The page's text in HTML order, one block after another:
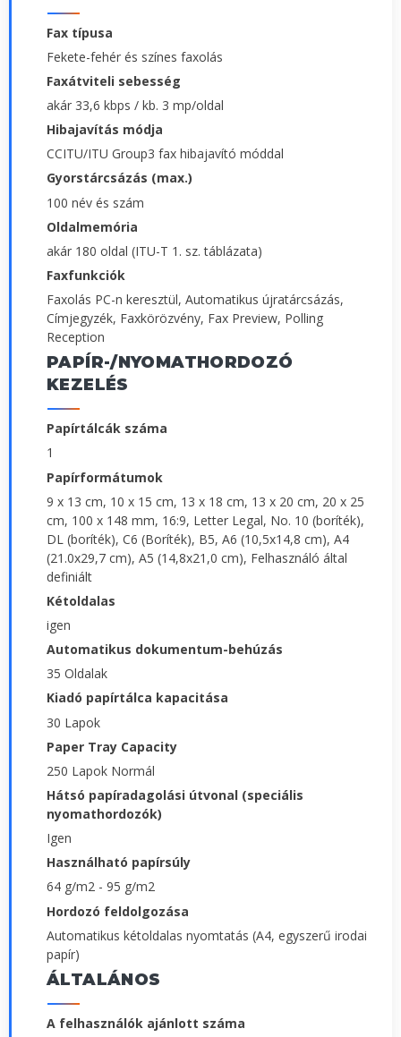
Fax típusa
Fekete-fehér és színes faxolás
Faxátviteli sebesség
akár 33,6 kbps / kb. 3 mp/oldal
Hibajavítás módja
CCITU/ITU Group3 fax hibajavító móddal
Gyorstárcsázás (max.)
100 név és szám
Oldalmemória
akár 180 oldal (ITU-T 1. sz. táblázata)
Faxfunkciók
Faxolás PC-n keresztül, Automatikus újratárcsázás,
Címjegyzék, Faxkörözvény, Fax Preview, Polling
Reception
PAPÍR-/NYOMATHORDOZÓ
KEZELÉS
Papírtálcák száma
1
Papírformátumok
9 x 13 cm, 10 x 15 cm, 13 x 18 cm, 13 x 20 cm, 20 x 25
cm, 100 x 148 mm, 16:9, Letter Legal, No. 10 (boríték),
DL (boríték), C6 (Boríték), B5, A6 (10,5x14,8 cm), A4
(21.0x29,7 cm), A5 (14,8x21,0 cm), Felhasználó által
definiált
Kétoldalas
igen
Automatikus dokumentum-behúzás
35 Oldalak
Kiadó papírtálca kapacitása
30 Lapok
Paper Tray Capacity
250 Lapok Normál
Hátsó papíradagolási útvonal (speciális
nyomathordozók)
Igen
Használható papírsúly
64 g/m2 - 95 g/m2
Hordozó feldolgozása
Automatikus kétoldalas nyomtatás (A4, egyszerű irodai
papír)
ÁLTALÁNOS
A felhasználók ajánlott száma